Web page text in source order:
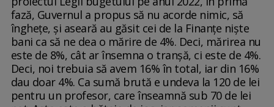
fază, Guvernul a propus să nu acorde nimic, să
îngheţe, şi aseară au găsit cei de la Finanţe nişte
bani ca să ne dea o mărire de 4%. Deci, mărirea nu
este de 8%, cât ar însemna o tranşă, ci este de 4%.
Deci, noi trebuia să avem 16% în total, iar din 16%
dau doar 4%. Ca sumă brută e undeva la 120 de lei
pentru un profesor, care înseamnă sub 70 de lei